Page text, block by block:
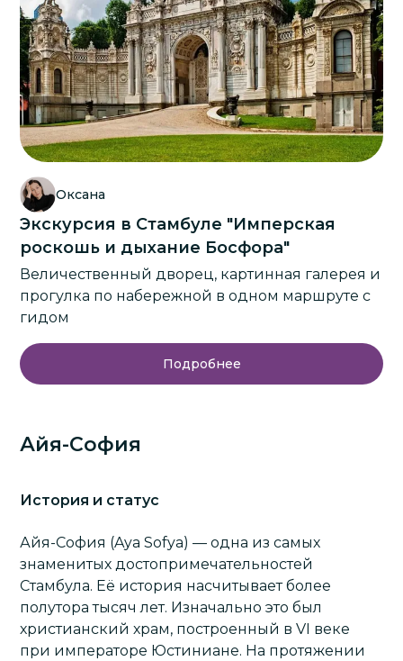
Оксана
Экскурсия в Стамбуле "Имперская
роскошь и дыхание Босфора"
Величественный дворец, картинная галерея и
прогулка по набережной в одном маршруте с
гидом
Подробнее
Айя-София
История и статус
Айя-София (Aya Sofya) — одна из самых
знаменитых достопримечательностей
Стамбула. Её история насчитывает более
полутора тысяч лет. Изначально это был
христианский храм, построенный в VI веке
при императоре Юстиниане. На протяжении